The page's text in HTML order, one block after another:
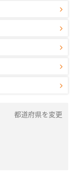
都道府県を変更